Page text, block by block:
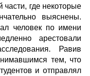
где некоторые
выяснены.
человек по имени
арестовали
Равив
тем, что
и отправлял